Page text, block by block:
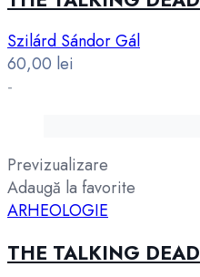
Szilárd Sándor Gál
60,00 lei
-
Previzualizare
Adaugă la favorite
ARHEOLOGIE
THE TALKING DEAD